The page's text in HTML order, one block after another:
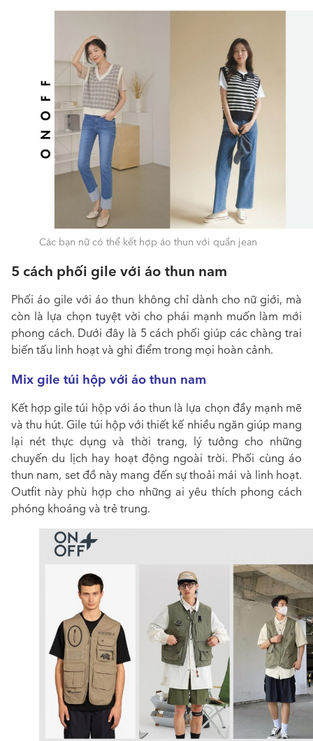
Các bạn nữ có thể kết hợp áo thun với quần jean
5 cách phối gile với áo thun nam
Phối áo gile với áo thun không chỉ dành cho nữ giới, mà
còn là lựa chọn tuyệt vời cho phái mạnh muốn làm mới
phong cách. Dưới đây là 5 cách phối giúp các chàng trai
biến tấu linh hoạt và ghi điểm trong mọi hoàn cảnh.
Mix gile túi hộp với áo thun nam
Kết hợp gile túi hộp với áo thun là lựa chọn đầy mạnh mẽ
và thu hút. Gile túi hộp với thiết kế nhiều ngăn giúp mang
lại nét thực dụng và thời trang, lý tưởng cho những
chuyến du lịch hay hoạt động ngoài trời. Phối cùng áo
thun nam, set đồ này mang đến sự thoải mái và linh hoạt.
Outfit này phù hợp cho những ai yêu thích phong cách
phóng khoáng và trẻ trung.